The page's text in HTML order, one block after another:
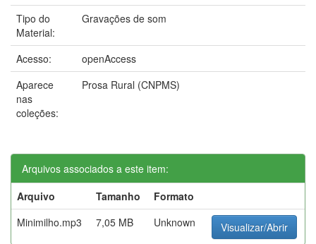
Tipo do
Material:
Gravações de som
Acesso:
openAccess
Aparece
nas
coleções:
Prosa Rural (CNPMS)
Arquivos associados a este item:
Arquivo
Tamanho
Formato
Minimilho.mp3
7,05 MB Unknown Visualizar/Abrir